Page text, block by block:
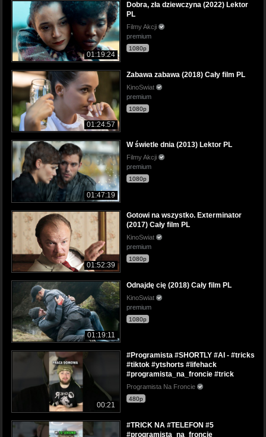
01:19:24
Dobra, zła dziewczyna (2022) Lektor
PL
Filmy Akcji
premium
1080p
01:24:57
Zabawa zabawa (2018) Cały film PL
KinoSwiat
premium
1080p
01:47:19
W świetle dnia (2013) Lektor PL
Filmy Akcji
premium
1080p
01:52:39
Gotowi na wszystko. Exterminator
(2017) Cały film PL
KinoSwiat
premium
1080p
01:19:11
Odnajdę cię (2018) Cały film PL
KinoSwiat
premium
1080p
00:21
#Programista #SHORTLY #AI - #tricks
#tiktok #ytshorts #lifehack
#programista_na_froncie #trick
Programista Na Froncie
480p
#TRICK NA #TELEFON #5
#programista_na_froncie